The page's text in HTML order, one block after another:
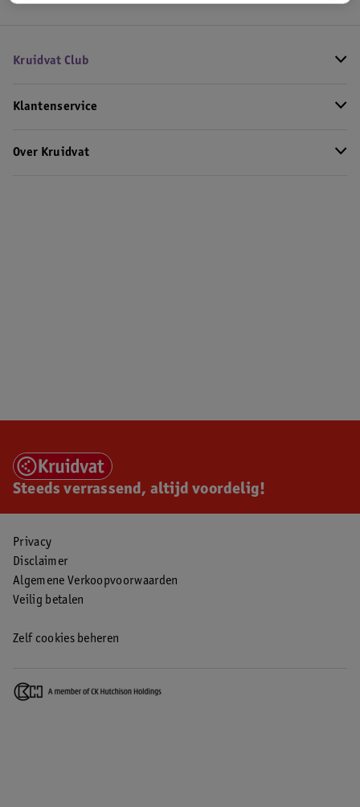
Kruidvat Club
Klantenservice
Over Kruidvat
Steeds verrassend, altijd voordelig!
Privacy
Disclaimer
Algemene Verkoopvoorwaarden
Veilig betalen
Zelf cookies beheren